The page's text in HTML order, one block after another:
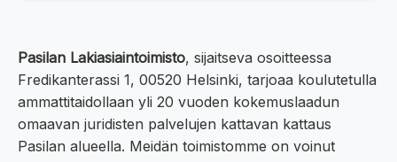
Pasilan Lakiasiaintoimisto, sijaitseva osoitteessa
Fredikanterassi 1, 00520 Helsinki, tarjoaa koulutetulla
ammattitaidollaan yli 20 vuoden kokemuslaadun
omaavan juridisten palvelujen kattavan kattaus
Pasilan alueella. Meidän toimistomme on voinut